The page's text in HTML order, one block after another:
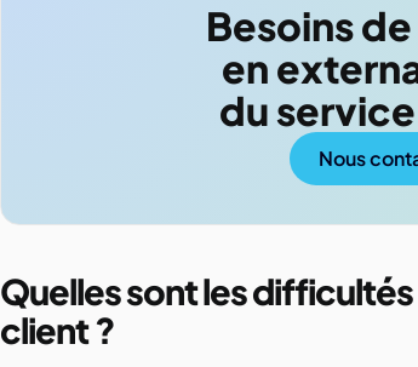
Besoins
en
du
Nous
Quelles sont les
client ?